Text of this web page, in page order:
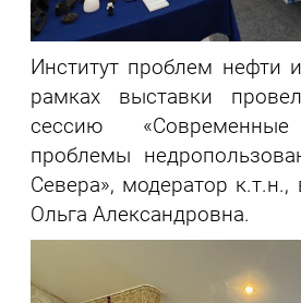
Институт проблем нефти
рамках выставки
сессию
проблемы
Севера», модератор
Ольга Александровна.